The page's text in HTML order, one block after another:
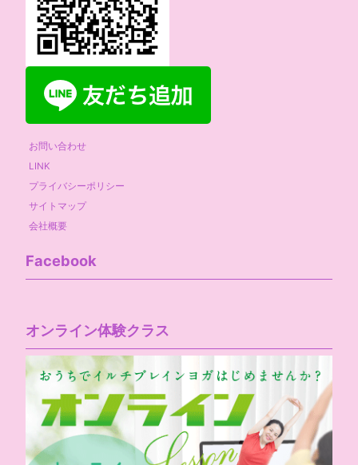
お問い合わせ
LINK
プライバシーポリシー
サイトマップ
会社概要
Facebook
オンライン体験クラス